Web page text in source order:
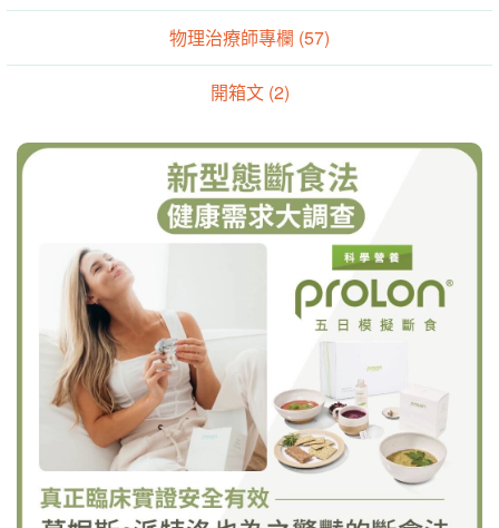
物理治療師專欄 (57)
開箱文 (2)